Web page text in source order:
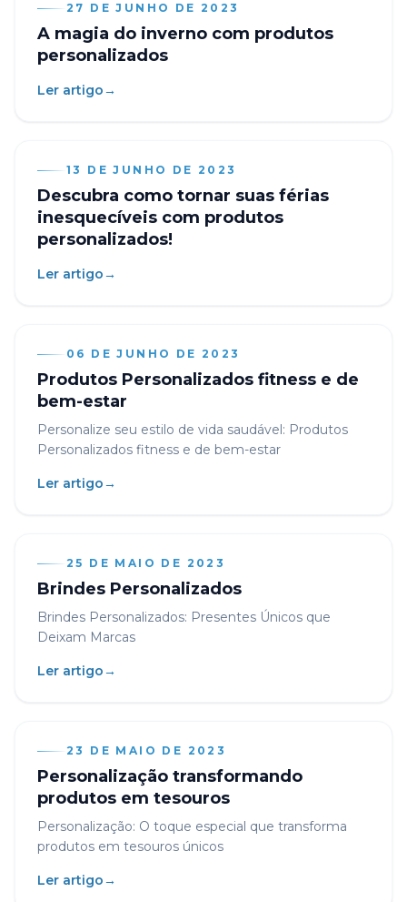
27 DE JUNHO DE 2023
A magia do inverno com produtos
personalizados
Ler artigo→
13 DE JUNHO DE 2023
Descubra como tornar suas férias
inesquecíveis com produtos
personalizados!
Ler artigo→
06 DE JUNHO DE 2023
Produtos Personalizados fitness e de
bem-estar
Personalize seu estilo de vida saudável: Produtos
Personalizados fitness e de bem-estar
Ler artigo→
25 DE MAIO DE 2023
Brindes Personalizados
Brindes Personalizados: Presentes Únicos que
Deixam Marcas
Ler artigo→
23 DE MAIO DE 2023
Personalização transformando
produtos em tesouros
Personalização: O toque especial que transforma
produtos em tesouros únicos
Ler artigo→